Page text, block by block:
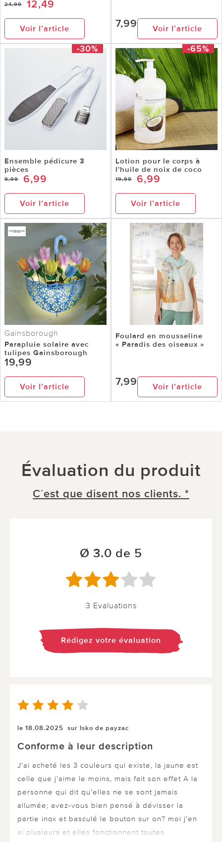
24,99 12,49
Voir l’article 7,99 Voir l’article
-30%
Ensemble pédicure 3
pièces
9,99 6,99
Voir l’article
-65%
Lotion pour le corps à
l'huile de noix de coco
19,99 6,99
Voir l’article
Gainsborough
Parapluie solaire avec
tulipes Gainsborough
19,99
Voir l’article
Foulard en mousseline
« Paradis des oiseaux »
7,99 Voir l’article
Évaluation du produit
C´est que disent nos clients. *
Ø 3.0 de 5
3 Evaluations
Rédigez votre évaluation
le 18.08.2025 sur Isko de payzac
Conforme à leur description
J'ai acheté les 3 couleurs qui existe, la jaune est
celle que j'aime le moins, mais fait son effet A la
personne qui dit qu'elles ne se sont jamais
allumée; avez-vous bien pensé à dévisser la
partie inox et basculé le bouton sur on? moi j'en
ai plusieurs et elles fonctionnent toutes